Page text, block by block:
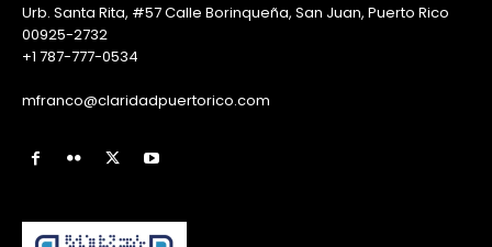
Urb. Santa Rita, #57 Calle Borinqueña, San Juan, Puerto Rico
00925-2732
+1 787-777-0534
mfranco@claridadpuertorico.com